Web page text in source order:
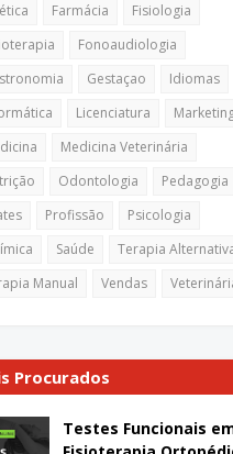
Farmácia
Fisiologia
Fonoaudiologia
Gestaçao
Idiomas
Licenciatura
Medicina Veterinária
Odontologia
Pedagogia
Profissão
Psicologia
Saúde
Terapia
Manual
Vendas
Procurados
Testes Funcionais